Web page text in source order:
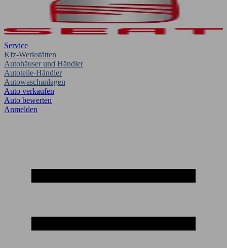
Service
Kfz-Werkstätten
Autohäuser und Händler
Autoteile-Händler
Autowaschanlagen
Auto verkaufen
Auto bewerten
Anmelden